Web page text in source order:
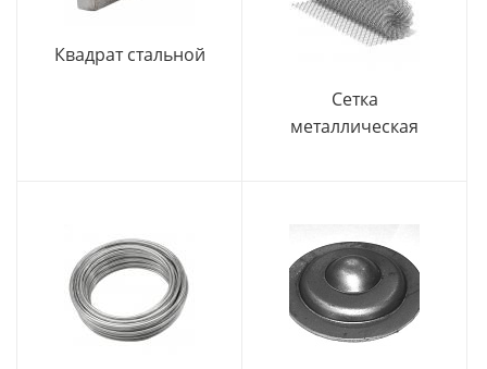
Квадрат стальной
Сетка
металлическая